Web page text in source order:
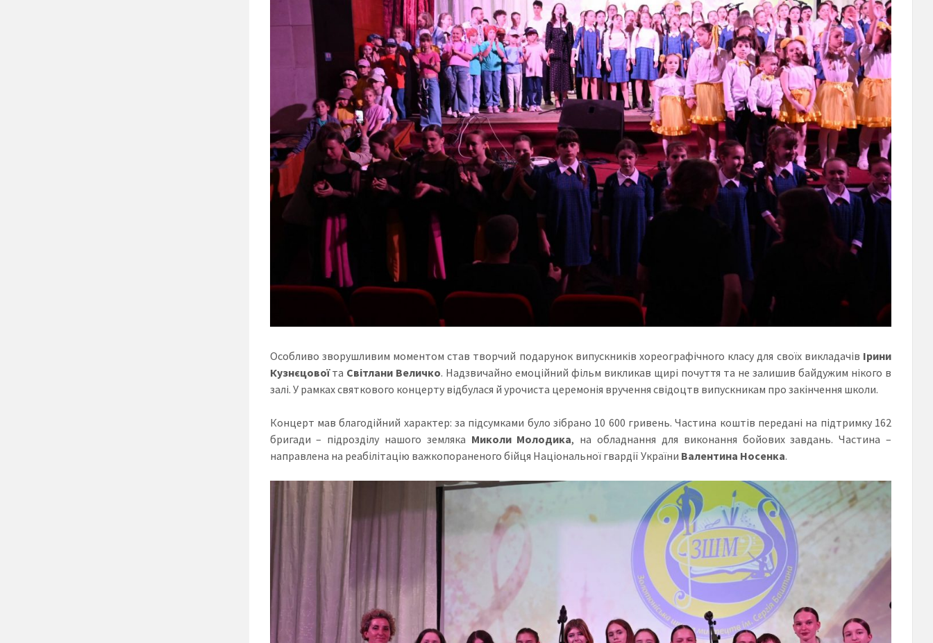
Особливо зворушливим моментом став творчий подарунок випускників хореографічного класу для своїх викладачів Ірини
Кузнєцовоїта Світлани Величко. Надзвичайно емоційний фільм викликав щирі почуття та не залишив байдужим нікого в
залі. У рамках святкового концерту відбулася й урочиста церемонія вручення свідоцтв випускникам про закінчення школи.
Концерт мав благодійний характер: за підсумками було зібрано 10 600 гривень. Частина коштів передані на підтримку 162
бригади – підрозділу нашого земляка Миколи Молодика, на обладнання для виконання бойових завдань. Частина –
направлена на реабілітацію важкопораненого бійця Національної гвардії України Валентина Носенка.